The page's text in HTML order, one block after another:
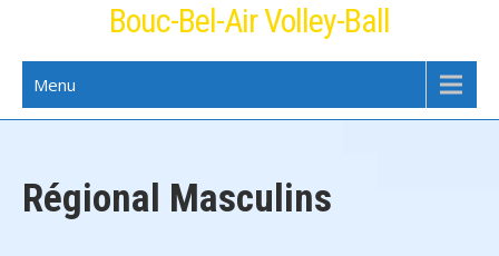
Bouc-Bel-Air Volley-Ball
Menu
Régional Masculins